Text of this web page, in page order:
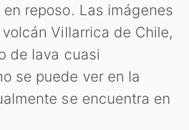
reposo. Las imágenes
Villarrica de Chile,
de lava cuasi
se puede ver en la
se encuentra en